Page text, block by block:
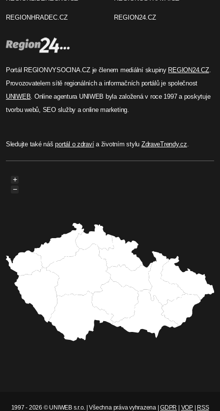
Ivana Kmochová
Společná doprovázená pouť
handicapovaných
Spolky Kruhcentrum, z.s. a Medou, z.s, spolu s
širokou veřejností se rozhodli vykročit do nového
roku společně. 13.1.2018 se vydali na pouť na
Zelenou Horu a nechali se inspirovat mnoha
symbolikami cesty i vzájemnými zkušenostmi a
osobními příběhy.